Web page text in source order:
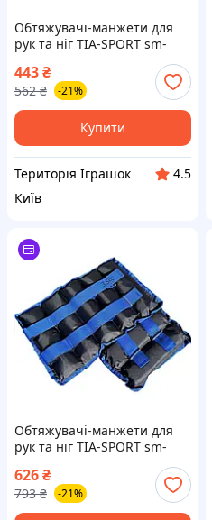
Обтяжувачі-манжети для
рук та ніг TIA-SPORT sm-
1351, 2x1,5 кг, Land of Toys
443₴
562 ₴ -21%
Купити
Територія Іграшок
4.5
Київ
Обтяжувачі-манжети для
рук та ніг TIA-SPORT sm-
1355, 2x3,5 кг, Land of Toys
626₴
793 ₴ -21%